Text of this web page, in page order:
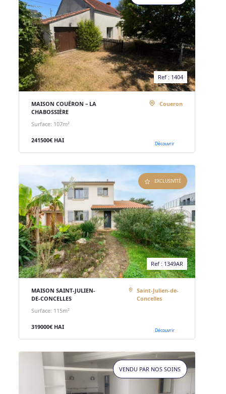
Ref : 1404
MAISON COUËRON – LA
CHABOSSIÈRE
Coueron
Surface: 107m²
241500€ HAI Découvrir
EXCLUSIVITÉ
Ref : 1349AR
MAISON SAINT-JULIEN-
DE-CONCELLES
Saint-Julien-de-
Concelles
Surface: 115m²
319000€ HAI Découvrir
VENDU PAR NOS SOINS